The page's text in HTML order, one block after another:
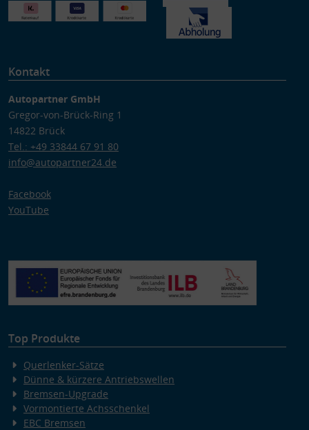
Kontakt
Autopartner GmbH
Gregor-von-Brück-Ring 1
14822 Brück
Tel.: +49 33844 67 91 80
info@autopartner24.de
Facebook
YouTube
Top Produkte
Querlenker-Sätze
Dünne & kürzere Antriebswellen
Bremsen-Upgrade
Vormontierte Achsschenkel
EBC Bremsen